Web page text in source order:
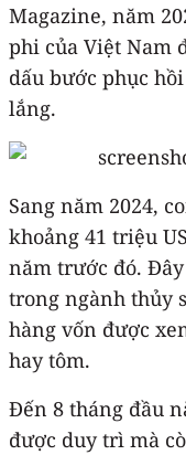
Magazine, năm
phi của Việt Nam
dấu bước phục
lắng.
Sang năm 2024,
khoảng 41 triệu
năm trước đó.
trong ngành thủy
hàng vốn được
hay tôm.
Đến 8 tháng đầu
được duy trì mà